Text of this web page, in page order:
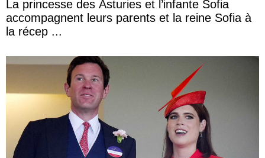
La princesse des Asturies et l’infante Sofia
accompagnent leurs parents et la reine Sofia à
la récep ...